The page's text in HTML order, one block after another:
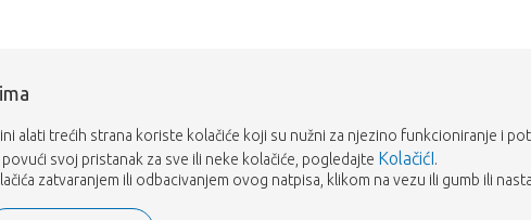
alati trećih strana koriste kolačiće koji su nužni za njezino funkcioniranje i
svoj pristanak za sve ili neke kolačiće, pogledajte KolačićI.
zatvaranjem ili odbacivanjem ovog natpisa, klikom na vezu ili gumb ili